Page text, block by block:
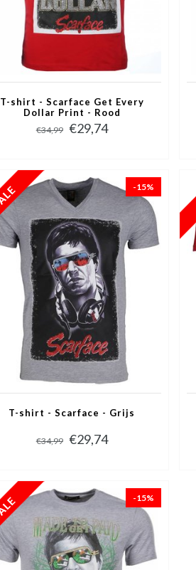
T-shirt - Scarface Get Every
Dollar Print - Rood
€34,99 €29,74
-15%
T-shirt - Scarface - Grijs
€34,99 €29,74
-15%